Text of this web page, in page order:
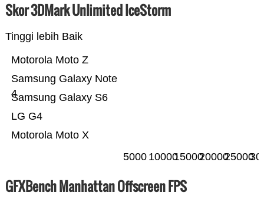
Skor 3DMark Unlimited IceStorm
Tinggi lebih Baik
Motorola Moto X
LG G4
Samsung Galaxy S6
Samsung Galaxy Note
4
Motorola Moto Z
5000 10000150002000025000
GFXBench Manhattan Offscreen FPS